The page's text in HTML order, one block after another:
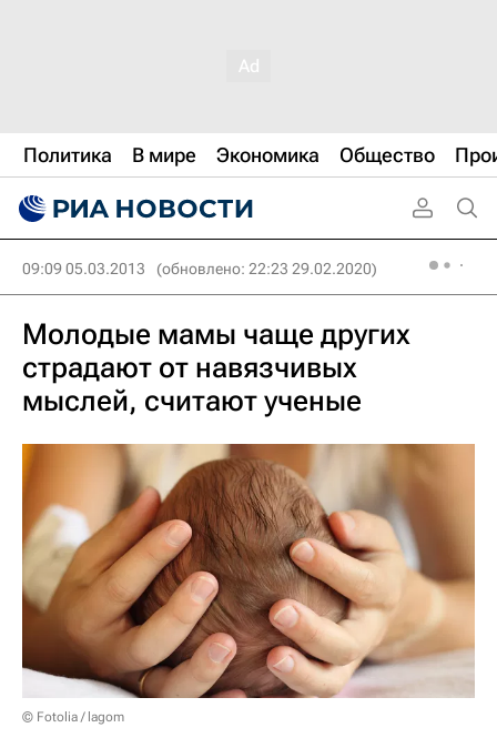
Политика В мире Экономика Общество
09:09 05.03.2013 (обновлено: 22:23 29.02.2020)
Молодые мамы чаще других
страдают от навязчивых
мыслей, считают ученые
© Fotolia / lagom